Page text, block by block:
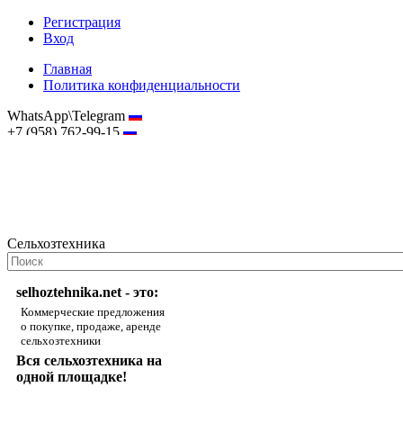
Регистрация
Вход
Главная
Политика конфиденциальности
WhatsApp\Telegram
+7 (958) 762-99-15
Сельхозтехника
selhoztehnika.net - это:
Коммерческие предложения
о покупке, продаже, аренде
сельхозтехники
Вся сельхозтехника на
одной площадке!